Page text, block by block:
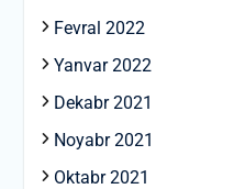
Fevral 2022
Yanvar 2022
Dekabr 2021
Noyabr 2021
Oktabr 2021